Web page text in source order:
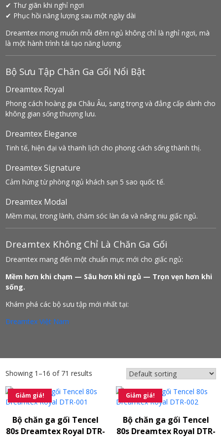
✔ Thư giãn khi nghỉ ngơi
✔ Phục hồi năng lượng sau một ngày dài
Dreamtex mong muốn mỗi đêm ngủ không chỉ là nghỉ ngơi, mà
là một hành trình tái tạo năng lượng.
Bộ Sưu Tập Chăn Ga Gối Nổi Bật
Dreamtex Royal
Phong cách hoàng gia Châu Âu, sang trọng và đẳng cấp dành cho
không gian sống thượng lưu.
Dreamtex Elegance
Tinh tế, hiện đại và thanh lịch cho phong cách sống thành thị.
Dreamtex Signature
Cảm hứng từ phòng ngủ khách sạn 5 sao quốc tế.
Dreamtex Modal
Mềm mại, trong lành, chăm sóc làn da và nâng niu giấc ngủ.
Dreamtex Không Chỉ Là Chăn Ga Gối
Dreamtex mang đến một chuẩn mực mới cho giấc ngủ:
Mềm hơn khi chạm — Sâu hơn khi ngủ — Trọn vẹn hơn khi
sống.
Khám phá các bộ sưu tập mới nhất tại:
Dreamtex Việt Nam
Showing 1–16 of 71 results
Giảm giá!
Bộ chăn ga gối Tencel
80s Dreamtex Royal DTR-
Giảm giá!
Bộ chăn ga gối Tencel
80s Dreamtex Royal DTR-